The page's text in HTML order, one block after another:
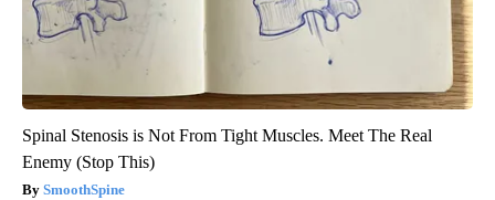
Spinal Stenosis is Not From Tight Muscles. Meet The Real
Enemy (Stop This)
SmoothSpine